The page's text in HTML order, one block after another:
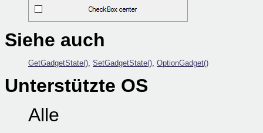
Siehe auch
GetGadgetState(), SetGadgetState(), OptionGadget()
Unterstützte OS
Alle